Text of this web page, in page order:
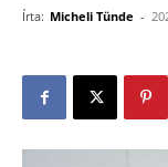
Írta: Micheli Tünde -